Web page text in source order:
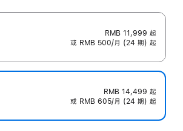
RMB 11,999 起
或 RMB 500/月 (24 期) 起
RMB 14,499 起
或 RMB 605/月 (24 期) 起